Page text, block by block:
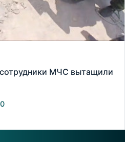
МЧС вытащили
0